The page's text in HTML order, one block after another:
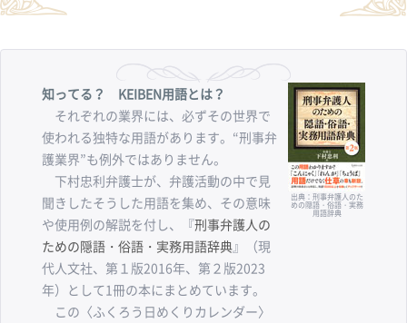
知ってる？ KEIBEN用語とは？
それぞれの業界には、必ずその世界で
使われる独特な用語があります。“刑事弁
護業界”も例外ではありません。
下村忠利弁護士が、弁護活動の中で見
聞きしたそうした用語を集め、その意味
や使用例の解説を付し、『刑事弁護人の
ための隠語・俗語・実務用語辞典』（現
代人文社、第１版2016年、第２版2023
年）として1冊の本にまとめています。
この〈ふくろう日めくりカレンダー〉
出典：刑事弁護人のた
めの隠語・俗語・実務
用語辞典